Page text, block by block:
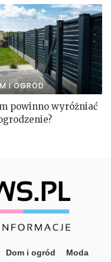
I OGRÓD
powinno wyróżniać
Dom i ogród Moda